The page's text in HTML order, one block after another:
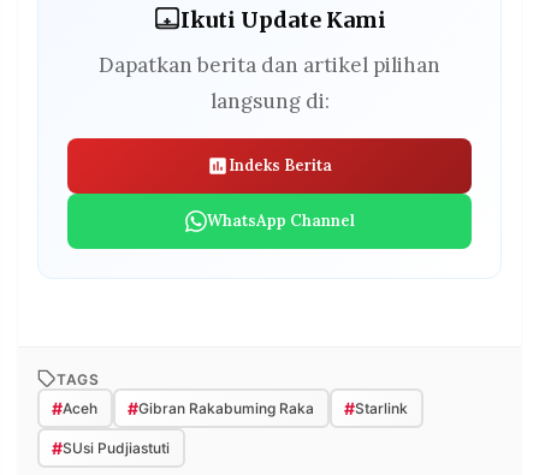
Ikuti Update Kami
Dapatkan berita dan artikel pilihan
langsung di:
Indeks Berita
WhatsApp Channel
TAGS
#Aceh #Gibran Rakabuming Raka #Starlink
#SUsi Pudjiastuti